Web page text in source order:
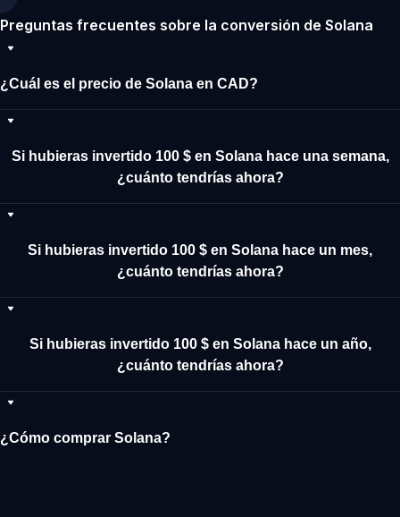
Preguntas frecuentes sobre la conversión de Solana
¿Cuál es el precio de Solana en CAD?
Si hubieras invertido 100 $ en Solana hace una semana,
¿cuánto tendrías ahora?
Si hubieras invertido 100 $ en Solana hace un mes,
¿cuánto tendrías ahora?
Si hubieras invertido 100 $ en Solana hace un año,
¿cuánto tendrías ahora?
¿Cómo comprar Solana?